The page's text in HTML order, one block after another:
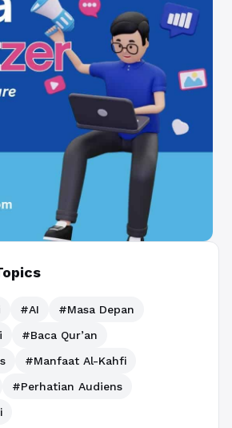
#AI
#Masa Depan
#Baca Qur’an
#Manfaat Al-Kahfi
#Perhatian Audiens